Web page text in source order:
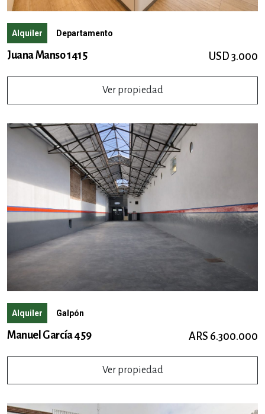
Alquiler Departamento
Juana Manso 1415 USD 3.000
Ver propiedad
Alquiler Galpón
Manuel García 459 ARS 6.300.000
Ver propiedad